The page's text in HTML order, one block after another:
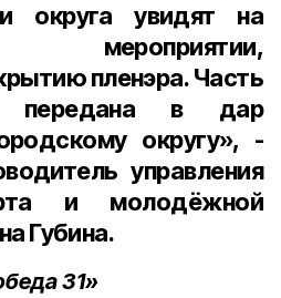
округа увидят на
мероприятии,
пленэра. Часть
передана в дар
округу», -
управления
и молодёжной
Губина.
31»